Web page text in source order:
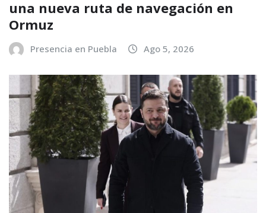
una nueva ruta de navegación en
Ormuz
Presencia en Puebla Ago 5, 2026